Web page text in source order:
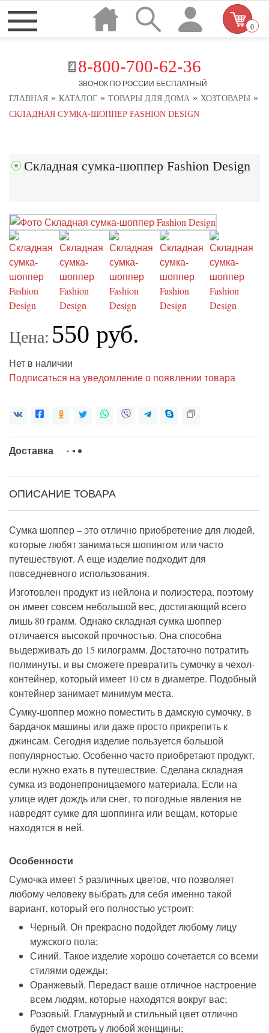
8-800-700-62-36
ЗВОНОК ПО РОССИИ БЕСПЛАТНЫЙ
0
ГЛАВНАЯ » КАТАЛОГ » ТОВАРЫ ДЛЯ ДОМА » ХОЗТОВАРЫ »
СКЛАДНАЯ СУМКА-ШОППЕР FASHION DESIGN
Складная сумка-шоппер Fashion Design
Цена: 550 руб.
Нет в наличии
Подписаться на уведомление о появлении товара
Доставка
ОПИСАНИЕ ТОВАРА
Сумка шоппер – это отлично приобретение для людей,
которые любят заниматься шопингом или часто
путешествуют. А еще изделие подходит для
повседневного использования.
Изготовлен продукт из нейлона и полиэстера, поэтому
он имеет совсем небольшой вес, достигающий всего
лишь 80 грамм. Однако складная сумка шоппер
отличается высокой прочностью. Она способна
выдерживать до 15 килограмм. Достаточно потратить
полминуты, и вы сможете превратить сумочку в чехол-
контейнер, который имеет 10 см в диаметре. Подобный
контейнер занимает минимум места.
Сумку-шоппер можно поместить в дамскую сумочку, в
бардачок машины или даже просто прикрепить к
джинсам. Сегодня изделие пользуется большой
популярностью. Особенно часто приобретают продукт,
если нужно ехать в путешествие. Сделана складная
сумка из водонепроницаемого материала. Если на
улице идет дождь или снег, то погодные явления не
навредят сумке для шоппинга или вещам, которые
находятся в ней.
Особенности
Сумочка имеет 5 различных цветов, что позволяет
любому человеку выбрать для себя именно такой
вариант, который его полностью устроит:
Черный. Он прекрасно подойдет любому лицу
мужского пола;
Синий. Такое изделие хорошо сочетается со всеми
стилями одежды;
Оранжевый. Передаст ваше отличное настроение
всем людям, которые находятся вокруг вас;
Розовый. Гламурный и стильный цвет отлично
будет смотреть у любой женщины;